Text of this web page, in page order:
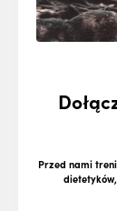
Przed nami